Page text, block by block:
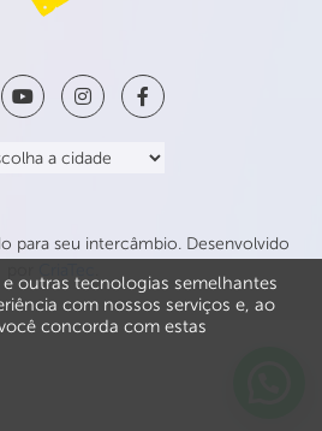
para seu intercâmbio. Desenvolvido
outras tecnologias semelhantes
com nossos serviços e, ao
concorda com estas